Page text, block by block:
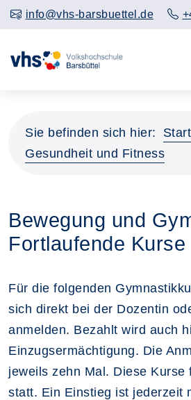
info@vhs-barsbuettel.de
Sie befinden sich hier:
Gesundheit und Fitness
Bewegung und
Fortlaufende Kurse
Für die folgenden
sich direkt bei der Dozentin
anmelden. Bezahlt wird auch
Einzugsermächtigung. Die
jeweils zehn Mal. Diese Kurse
statt. Ein Einstieg ist jederzeit